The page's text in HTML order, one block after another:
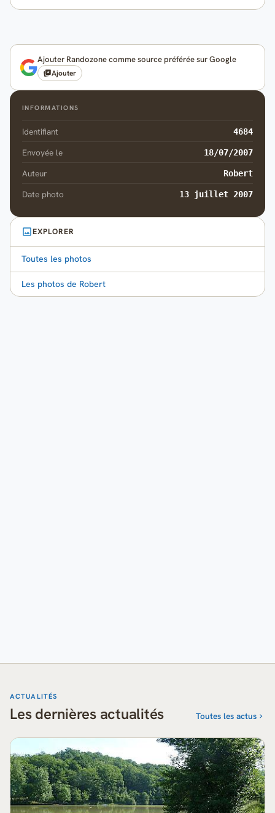
Ajouter Randozone comme source préférée sur Google
Ajouter
INFORMATIONS
Identifiant 4684
Envoyée le 18/07/2007
Auteur Robert
Date photo 13 juillet 2007
EXPLORER
Toutes les photos
Les photos de Robert
ACTUALITÉS
Les dernières actualités Toutes les actus